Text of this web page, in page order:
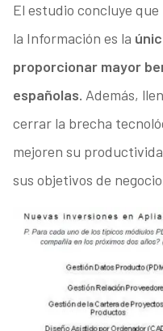
El estudio concluye
la Información es la
proporcionar mayor
españolas. Además,
cerrar la brecha
mejoren su
sus objetivos de